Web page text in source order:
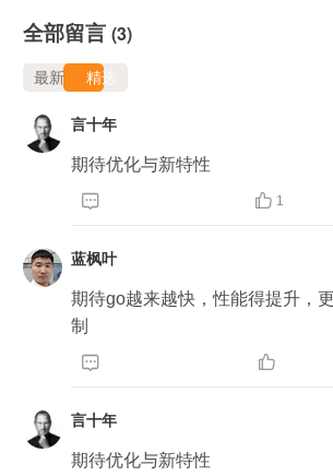
全部留言 (3)
最新 精选
言十年
期待优化与新特性
  1
蓝枫叶
期待go越来越快，性能得提升，
制
 
言十年
期待优化与新特性